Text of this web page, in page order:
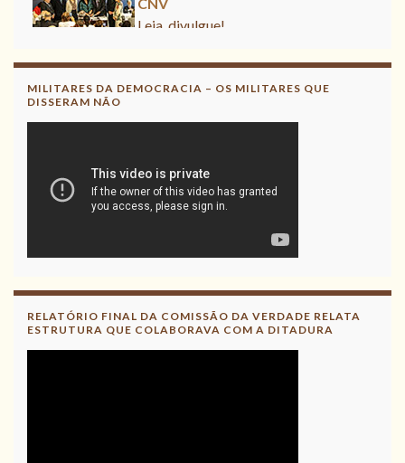
Leia, divulgue!
MILITARES DA DEMOCRACIA – OS MILITARES QUE
DISSERAM NÃO
RELATÓRIO FINAL DA COMISSÃO DA VERDADE RELATA
ESTRUTURA QUE COLABORAVA COM A DITADURA